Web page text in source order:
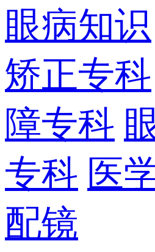
眼病知识
矫正专科
障专科
专科 医
配镜